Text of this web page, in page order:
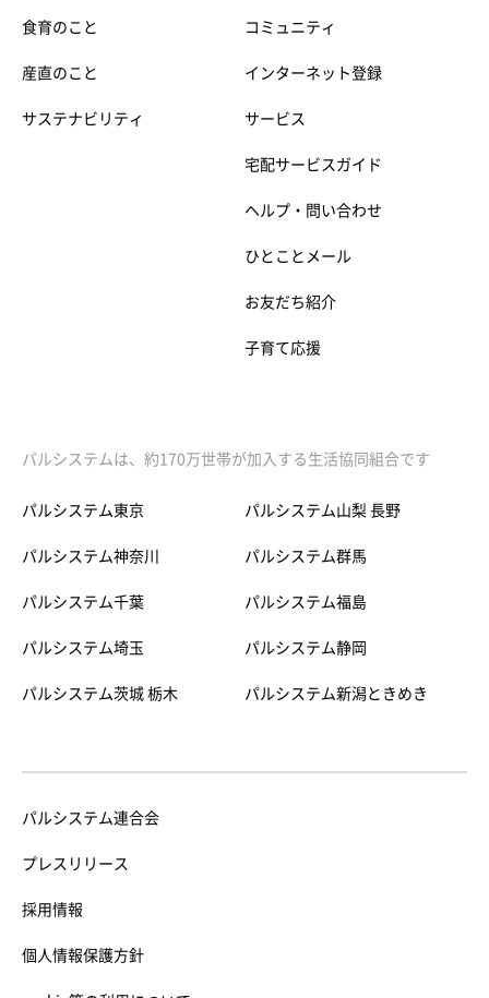
食育のこと
産直のこと
サステナビリティ
コミュニティ
インターネット登録
サービス
宅配サービスガイド
ヘルプ・問い合わせ
ひとことメール
お友だち紹介
子育て応援
パルシステムは、約170万世帯が加入する生活協同組合です
パルシステム東京
パルシステム神奈川
パルシステム千葉
パルシステム埼玉
パルシステム茨城 栃木
パルシステム山梨 長野
パルシステム群馬
パルシステム福島
パルシステム静岡
パルシステム新潟ときめき
パルシステム連合会
プレスリリース
採用情報
個人情報保護方針